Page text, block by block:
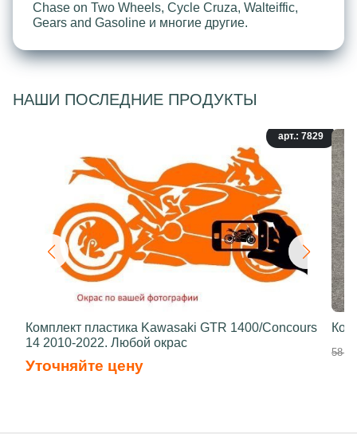
Chase on Two Wheels, Cycle Cruza, Walteiffic,
Gears and Gasoline и многие другие.
НАШИ ПОСЛЕДНИЕ ПРОДУКТЫ
арт.: 7829
Комплект пластика Kawasaki GTR 1400/Concours
14 2010-2022. Любой окрас
Уточняйте цену
58